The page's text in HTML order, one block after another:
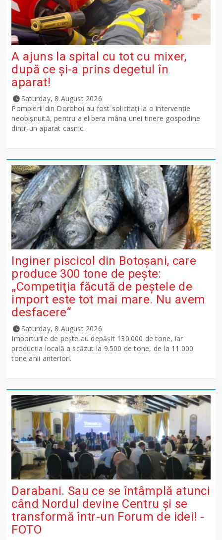
A ajuns la spital cu tot cu mixer,
după ce și-a prins degetul în
aparat!
Saturday, 8 August 2026
Pompierii din Dorohoi au fost solicitați la o intervenție
neobișnuită, pentru a elibera mâna unei tinere gospodine
dintr-un aparat casnic.
Inginer piscicol din Botoşani, care
produce 300 tone de peşte:
„Competiţia făcută de peştele de
import este tot mai mare. Nu avem
desfacere“
Saturday, 8 August 2026
Importurile de peşte au depăşit 130.000 de tone, iar
producţia locală a scăzut la 9.500 de tone, de la 11.000
tone anii anteriori.
Darabani. Sau ce se întâmplă atunci
când Nordul devine Centru și se
transformă într-un Forum de idei! -
FOTO